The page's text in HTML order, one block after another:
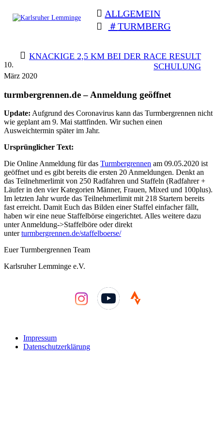
ALLGEMEIN
TURMBERG
BEITRAGSNAVIGATION
KNACKIGE 2,5 KM BEI DER RACE RESULT
SCHULUNG
10.
März 2020
turmbergrennen.de – Anmeldung geöffnet
Update: Aufgrund des Coronavirus kann das Turmbergrennen nicht
wie geplant am 9. Mai stattfinden. Wir suchen einen
Ausweichtermin später im Jahr.
Ursprünglicher Text:
Die Online Anmeldung für das Turmbergrennen am 09.05.2020 ist
geöffnet und es gibt bereits die ersten 20 Anmeldungen. Denkt an
das Teilnehmerlimit von 250 Radfahren und Staffeln (Radfahrer +
Läufer in den vier Kategorien Männer, Frauen, Mixed und 100plus).
Im letzten Jahr wurde das Teilnehmerlimit mit 218 Startern bereits
fast erreicht. Damit Euch das Bilden einer Staffel einfacher fällt,
haben wir eine neue Staffelbörse eingerichtet. Alles weitere dazu
unter Anmeldung->Staffelböre oder direkt
unterturmbergrennen.de/staffelboerse/
Euer Turmbergrennen Team
Karlsruher Lemminge e.V.
YouTube
Impressum
Datenschutzerklärung